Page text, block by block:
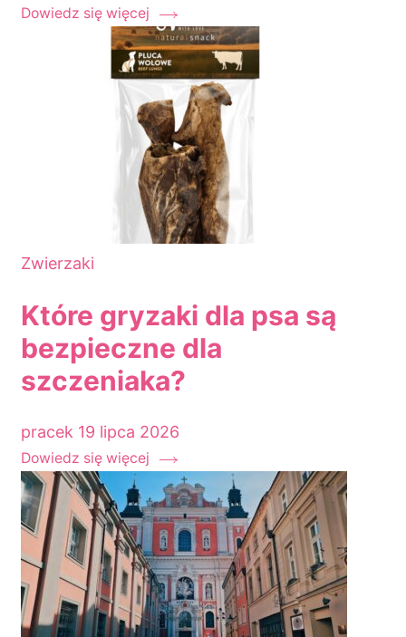
Dowiedz się więcej
Zwierzaki
Które gryzaki dla psa są
bezpieczne dla
szczeniaka?
pracek 19 lipca 2026
Dowiedz się więcej